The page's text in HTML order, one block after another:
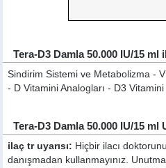
Tera-D3 Damla 50.000 IU/15 ml
Sindirim Sistemi ve Metabolizma -
- D Vitamini Analogları - D3 Vitamini
Tera-D3 Damla 50.000 IU/15 ml
ilaç tr uyarısı: Hiçbir ilacı
danışmadan kullanmayınız.